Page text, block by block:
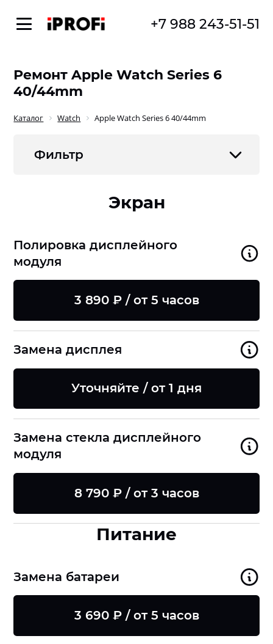
+7 988 243-51-51
Ремонт Apple Watch Series 6
40/44mm
Каталог Watch Apple Watch Series 6 40/44mm
Фильтр
Экран
Полировка дисплейного
модуля
3 890 ₽ / от 5 часов
Замена дисплея
Уточняйте / от 1 дня
Замена стекла дисплейного
модуля
8 790 ₽ / от 3 часов
Питание
Замена батареи
3 690 ₽ / от 5 часов